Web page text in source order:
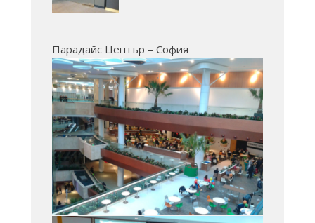
Парадайс Център – София